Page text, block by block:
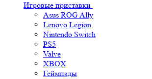
Игровые приставки
Asus ROG Ally
Lenovo Legion
Nintendo Switch
PS5
Valve
XBOX
Геймпады